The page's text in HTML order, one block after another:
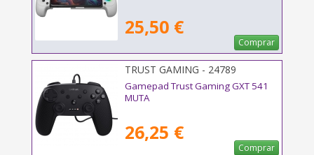
25,50 €
Comprar
TRUST GAMING - 24789
Gamepad Trust Gaming GXT 541
MUTA
26,25 €
Comprar